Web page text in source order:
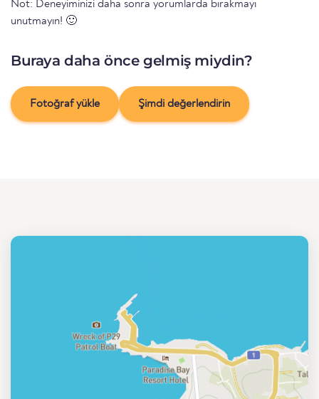
Not: Deneyiminizi daha sonra yorumlarda bırakmayı
unutmayın! 🙂
Buraya daha önce gelmiş miydin?
Fotoğraf yükle Şimdi değerlendirin